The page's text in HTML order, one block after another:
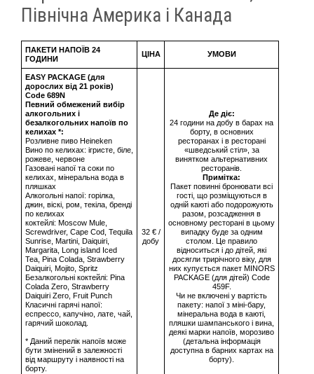
Північна Америка і Канада
ПАКЕТИ НАПОЇВ 24
ГОДИНИ
ЦІНА УМОВИ
EASY PACKAGE (для
дорослих від 21 років)
Сode 689N
Певний обмежений вибір
алкогольних і
безалкогольних напоїв по
келихах *:
Розливне пиво Heineken
Вино по келихах: ігристе, біле,
рожеве, червоне
Газовані напої та соки по
келихах, мінеральна вода в
пляшках
Алкогольні напої: горілка,
джин, віскі, ром, текіла, бренді
по келихах
коктейлі: Moscow Mule,
Screwdriver, Cape Cod, Tequila
Sunrise, Martini, Daiquiri,
Margarita, Long island Iced
Tea, Pina Colada, Strawberry
Daiquiri, Mojito, Spritz
Безалкогольні коктейлі: Pina
Colada Zero, Strawberry
Daiquiri Zero, Fruit Punch
Класичні гарячі напої:
еспрессо, капучіно, лате, чай,
гарячий шоколад.
* Даний перелік напоїв може
бути змінений в залежності
від маршруту і наявності на
борту.
32 € /
добу
Де діє:
24 години на добу в барах на
борту, в основних
ресторанах і в ресторані
«шведський стіл», за
винятком альтернативних
ресторанів.
Примітка:
Пакет повинні бронювати всі
гості, що розміщуються в
одній каюті або подорожують
разом, розсадження в
основному ресторані в цьому
випадку буде за одним
столом. Це правило
відноситься і до дітей, які
досягли трирічного віку, для
них купується пакет MINORS
PACKAGE (для дітей) Code
459F.
Чи не включені у вартість
пакету: напої з міні-бару,
мінеральна вода в каюті,
пляшки шампанського і вина,
деякі марки напоїв, морозиво
(детальна інформація
доступна в барних картах на
борту).